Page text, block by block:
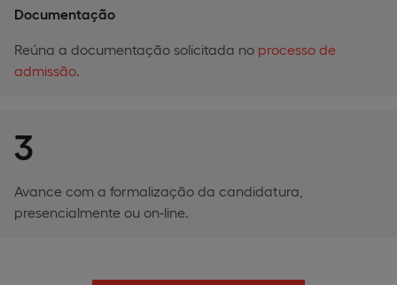
Documentação
Reúna a documentação solicitada no processo de
admissão
3
Avance com a formalização da candidatura,
presencialmente ou on-line.